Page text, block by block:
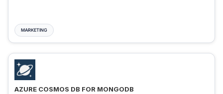
MARKETING
AZURE COSMOS DB FOR MONGODB